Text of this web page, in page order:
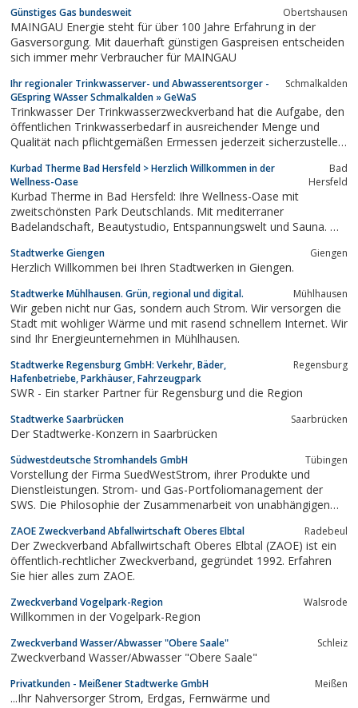
Günstiges Gas bundesweit Obertshausen
MAINGAU Energie steht für über 100 Jahre Erfahrung in der
Gasversorgung. Mit dauerhaft günstigen Gaspreisen entscheiden
sich immer mehr Verbraucher für MAINGAU
Ihr regionaler Trinkwasserver- und Abwasserentsorger -
GEspring WAsser Schmalkalden » GeWaS
Schmalkalden
Trinkwasser Der Trinkwasserzweckverband hat die Aufgabe, den
öffentlichen Trinkwasserbedarf in ausreichender Menge und
Qualität nach pflichtgemäßen Ermessen jederzeit sicherzustellen.
gehören neben der Kanalisation und den Kläranlagen auch
weitere technische...
Kurbad Therme Bad Hersfeld > Herzlich Willkommen in der
Wellness-Oase
Bad
Hersfeld
Kurbad Therme in Bad Hersfeld: Ihre Wellness-Oase mit
zweitschönsten Park Deutschlands. Mit mediterraner
Badelandschaft, Beautystudio, Entspannungswelt und Sauna. Wir
Stadtwerke Giengen Giengen
Herzlich Willkommen bei Ihren Stadtwerken in Giengen.
Stadtwerke Mühlhausen. Grün, regional und digital. Mühlhausen
Wir geben nicht nur Gas, sondern auch Strom. Wir versorgen die
Stadt mit wohliger Wärme und mit rasend schnellem Internet. Wir
sind Ihr Energieunternehmen in Mühlhausen.
Stadtwerke Regensburg GmbH: Verkehr, Bäder,
Hafenbetriebe, Parkhäuser, Fahrzeugpark
Regensburg
SWR - Ein starker Partner für Regensburg und die Region
Stadtwerke Saarbrücken Saarbrücken
Der Stadtwerke-Konzern in Saarbrücken
Südwestdeutsche Stromhandels GmbH Tübingen
Vorstellung der Firma SuedWestStrom, ihrer Produkte und
Dienstleistungen. Strom- und Gas-Portfoliomanagement der
SWS. Die Philosophie der Zusammenarbeit von unabhängigen
Stadtwerke.
ZAOE Zweckverband Abfallwirtschaft Oberes Elbtal Radebeul
Der Zweckverband Abfallwirtschaft Oberes Elbtal (ZAOE) ist ein
öffentlich-rechtlicher Zweckverband, gegründet 1992. Erfahren
Sie hier alles zum ZAOE.
Zweckverband Vogelpark-Region Walsrode
Willkommen in der Vogelpark-Region
Zweckverband Wasser/Abwasser "Obere Saale" Schleiz
Zweckverband Wasser/Abwasser "Obere Saale"
Privatkunden - Meißener Stadtwerke GmbH Meißen
...Ihr Nahversorger Strom, Erdgas, Fernwärme und